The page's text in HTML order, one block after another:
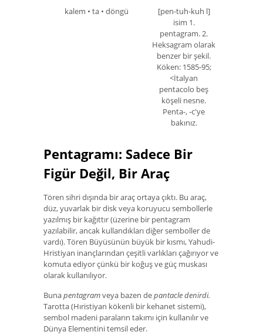
kalem • ta • döngü
[pen-tuh-kuh l]
isim 1.
pentagram. 2.
Heksagram olarak
benzer bir şekil.
Köken: 1585-95;
<İtalyan
pentacolo beş
köşeli nesne.
Penta-, -c'ye
bakınız.
Pentagramı: Sadece Bir
Figür Değil, Bir Araç
Tören sihri dışında bir araç ortaya çıktı. Bu araç,
düz, yuvarlak bir disk veya koruyucu sembollerle
yazılmış bir kağıttır (üzerine bir pentagram
yazılabilir, ancak kullandıkları diğer semboller de
vardı). Tören Büyüsünün büyük bir kısmı, Yahudi-
Hristiyan inançlarından çeşitli varlıkları çağırıyor ve
komuta ediyor çünkü bir koğuş ve güç muskası
olarak kullanılıyor.
Bunapentagramveya bazen depantacle denirdi.
Tarotta (Hıristiyan kökenli bir kehanet sistemi),
sembol madeni paraların takımı için kullanılır ve
Dünya Elementini temsil eder.